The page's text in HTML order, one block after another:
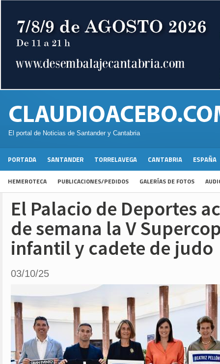
El portal de Noticias de Santander y Cantabria
PORTADA SANTANDER TORRELAVEGA CANTABRIA ESPAÑA
HEMEROTECA PUBLICACIONES/PEDIDOS GALERÍAS DE FOTOS
El Palacio de Deportes
de semana la V
infantil y cadete de judo
03/10/25